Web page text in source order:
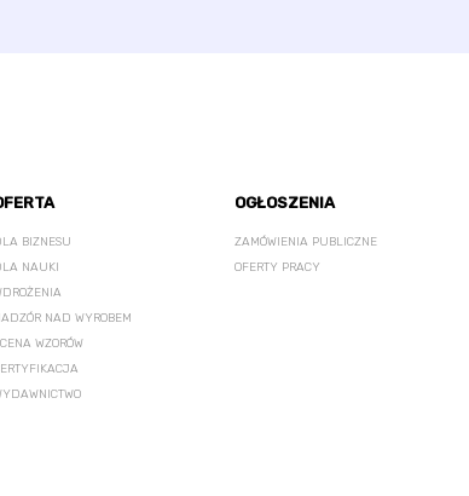
BIZNESU
NAUKI
NAD WYROBEM
WZORÓW
OGŁOSZENIA
ZAMÓWIENIA PUBLICZNE
OFERTY PRACY